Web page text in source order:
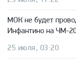
МОК не будет
Инфантино на ЧМ-
25 июля, 03:20